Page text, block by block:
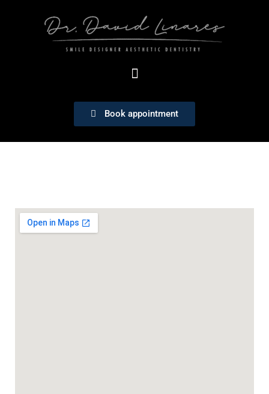
Book appointment